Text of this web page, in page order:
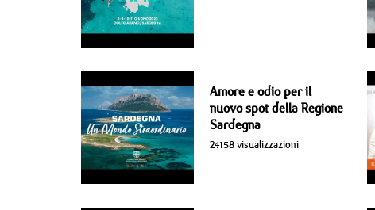
Amore e odio per il
nuovo spot della Regione
Sardegna
24158 visualizzazioni